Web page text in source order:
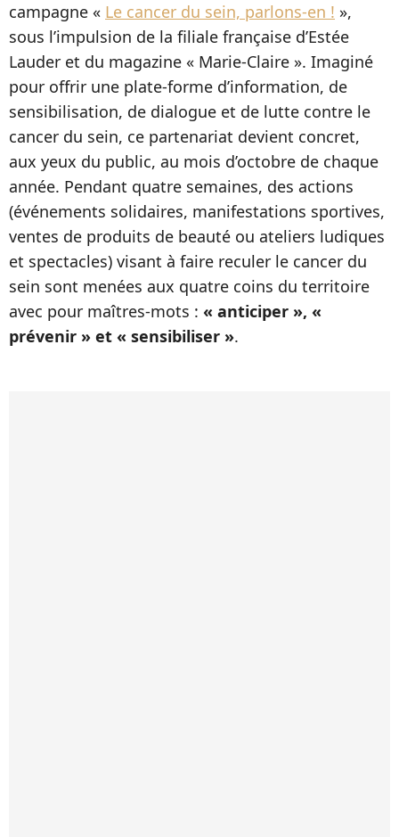
campagne « Le cancer du sein, parlons-en ! »,
sous l’impulsion de la filiale française d’Estée
Lauder et du magazine « Marie-Claire ». Imaginé
pour offrir une plate-forme d’information, de
sensibilisation, de dialogue et de lutte contre le
cancer du sein, ce partenariat devient concret,
aux yeux du public, au mois d’octobre de chaque
année. Pendant quatre semaines, des actions
(événements solidaires, manifestations sportives,
ventes de produits de beauté ou ateliers ludiques
et spectacles) visant à faire reculer le cancer du
sein sont menées aux quatre coins du territoire
avec pour maîtres-mots : « anticiper », «
prévenir » et « sensibiliser ».